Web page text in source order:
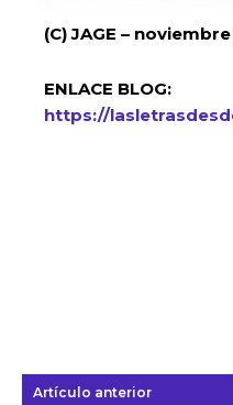
(C) JAGE –
ENLACE BLOG:
https://
Artículo anterior